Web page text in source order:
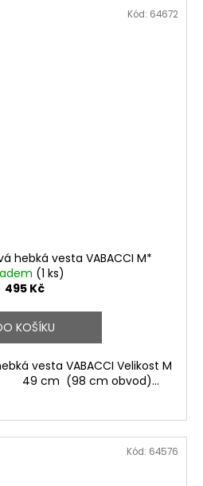
hebká vesta VABACCI M*
(1 ks)
495 Kč
KOŠÍKU
vesta VABACCI Velikost M
49 cm (98 cm obvod)...
Kód: 64672
Kód: 64576